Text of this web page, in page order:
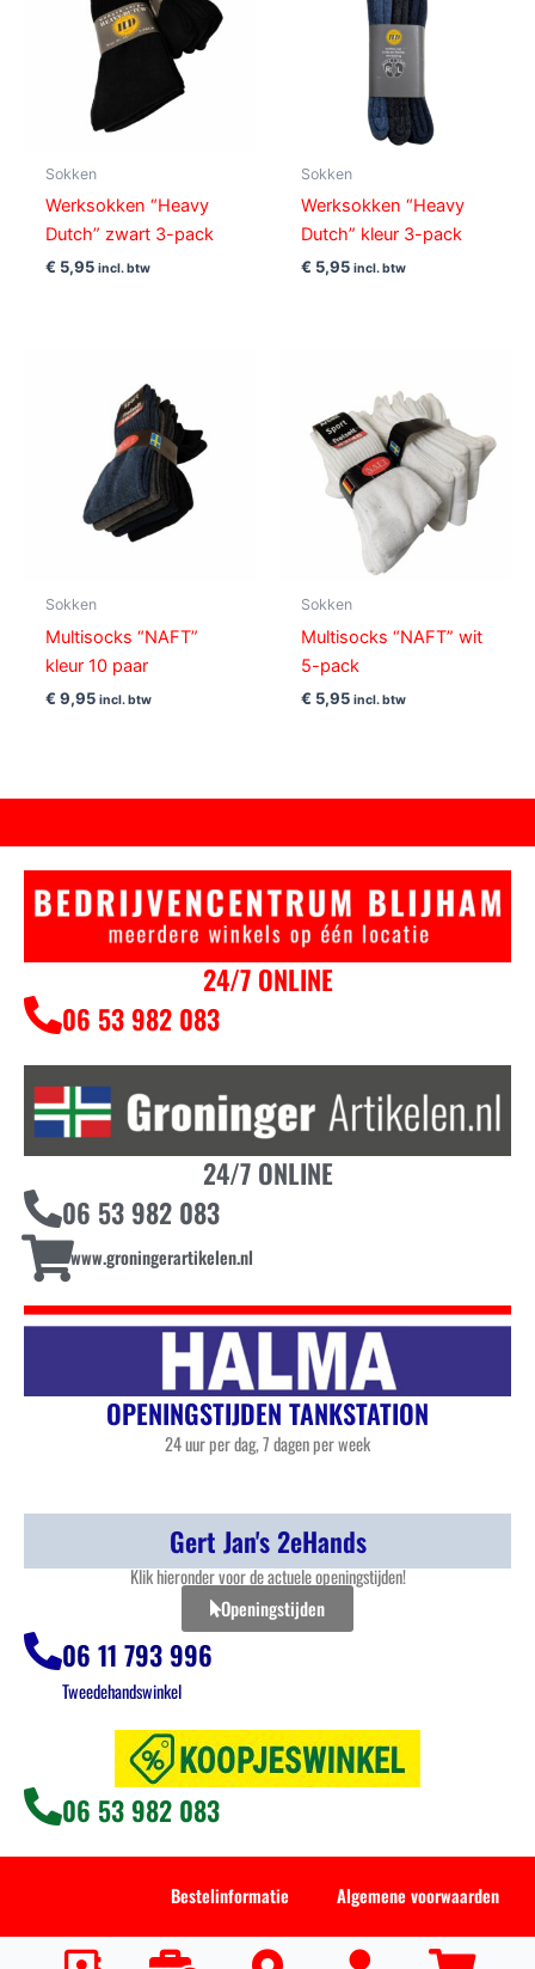
Sokken
Werksokken “Heavy
Dutch” zwart 3-pack
€ 5,95 incl. btw
Sokken
Werksokken “Heavy
Dutch” kleur 3-pack
€ 5,95 incl. btw
Sokken
Multisocks “NAFT”
kleur 10 paar
€ 9,95 incl. btw
Sokken
Multisocks “NAFT” wit
5-pack
€ 5,95 incl. btw
24/7 ONLINE
06 53 982 083
24/7 ONLINE
06 53 982 083
www.groningerartikelen.nl
OPENINGSTIJDEN TANKSTATION
24 uur per dag, 7 dagen per week
Gert Jan's 2eHands
Klik hieronder voor de actuele openingstijden!
Openingstijden
06 11 793 996
Tweedehandswinkel
06 53 982 083
Bestelinformatie Algemene voorwaarden